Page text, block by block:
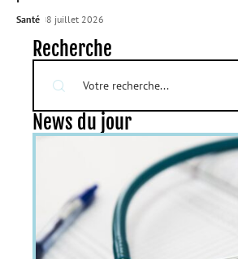
Santé 8 juillet 2026
Recherche
News du jour